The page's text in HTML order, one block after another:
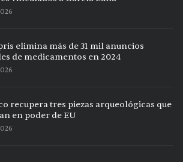
elimina más de 31 mil anuncios
de medicamentos en 2024
recupera tres piezas arqueológicas que
en poder de EU